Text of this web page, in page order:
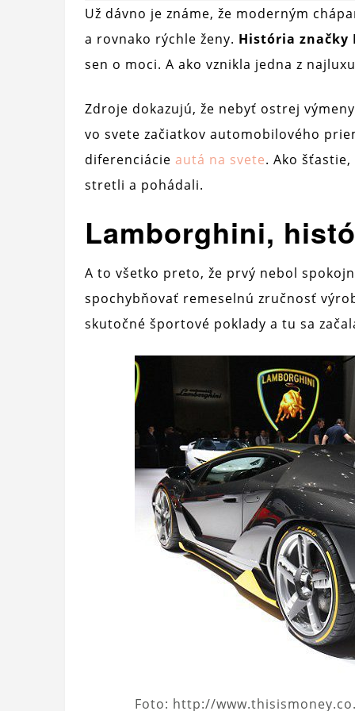
Už dávno je známe, že moderným
a rovnako rýchle ženy. História značky
sen o moci. A ako vznikla jedna z
Zdroje dokazujú, že nebyť ostrej
vo svete začiatkov automobilového
diferenciácie autá na svete. Ako
stretli a pohádali.
Lamborghini,
A to všetko preto, že prvý nebol
spochybňovať remeselnú zručnosť
skutočné športové poklady a tu sa
Foto: http://